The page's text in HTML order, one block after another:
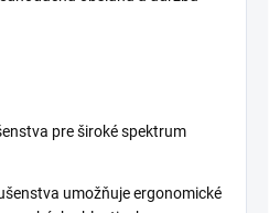
pre široké spektrum
umožňuje ergonomické